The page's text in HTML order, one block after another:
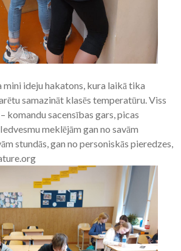
mini ideju hakatons, kura laikā tika
samazināt klasēs temperatūru. Viss
komandu sacensības gars, picas
meklējām gan no savām
stundās, gan no personiskās pieredzes,